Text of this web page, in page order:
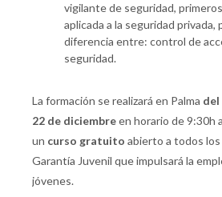
vigilante de seguridad,
aplicada a la seguridad
diferencia entre: control de
seguridad.
La formación se realizará en Palma del
22 de diciembreen horario de 9:30h
un curso gratuito abierto a todos
Garantía Juvenil que impulsará la
jóvenes.